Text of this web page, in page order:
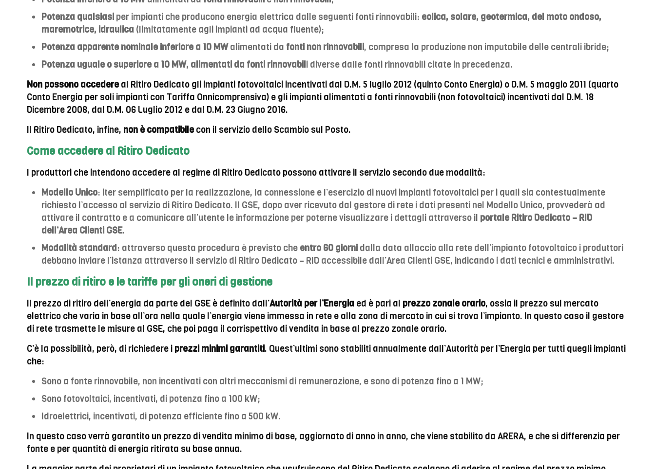
Potenza qualsiasi per impianti che producono energia elettrica dalle seguenti fonti rinnovabili: eolica, solare, geotermica, del moto ondoso,
maremotrice, idraulica (limitatamente agli impianti ad acqua fluente);
Potenza apparente nominale inferiore a 10 MWalimentati da fonti non rinnovabili, compresa la produzione non imputabile delle centrali ibride;
Potenza uguale o superiore a 10 MW, alimentati da fonti rinnovabili diverse dalle fonti rinnovabili citate in precedenza.
Non possono accedere al Ritiro Dedicato gli impianti fotovoltaici incentivati dal D.M. 5 luglio 2012 (quinto Conto Energia) o D.M. 5 maggio 2011 (quarto
Conto Energia per soli impianti con Tariffa Onnicomprensiva) e gli impianti alimentati a fonti rinnovabili (non fotovoltaici) incentivati dal D.M. 18
Dicembre 2008, dal D.M. 06 Luglio 2012 e dal D.M. 23 Giugno 2016.
Il Ritiro Dedicato, infine, non è compatibilecon il servizio dello Scambio sul Posto.
Come accedere al Ritiro Dedicato
I produttori che intendono accedere al regime di Ritiro Dedicato possono attivare il servizio secondo due modalità:
Modello Unico: iter semplificato per la realizzazione, la connessione e l’esercizio di nuovi impianti fotovoltaici per i quali sia contestualmente
richiesto l’accesso al servizio di Ritiro Dedicato. Il GSE, dopo aver ricevuto dal gestore di rete i dati presenti nel Modello Unico, provvederà ad
attivare il contratto e a comunicare all’utente le informazione per poterne visualizzare i dettagli attraverso il portale Ritiro Dedicato – RID
dell’Area Clienti GSE.
Modalità standard: attraverso questa procedura è previsto cheentro 60 giorni dalla data allaccio alla rete dell’impianto fotovoltaico i produttori
debbano inviare l’istanza attraverso il servizio di Ritiro Dedicato – RID accessibile dall’Area Clienti GSE, indicando i dati tecnici e amministrativi.
Il prezzo di ritiro e le tariffe per gli oneri di gestione
Il prezzo di ritiro dell’energia da parte del GSE è definito dall’Autorità per l’Energia ed è pari al prezzo zonale orario, ossia il prezzo sul mercato
elettrico che varia in base all’ora nella quale l’energia viene immessa in rete e alla zona di mercato in cui si trova l’impianto. In questo caso il gestore
di rete trasmette le misure al GSE, che poi paga il corrispettivo di vendita in base al prezzo zonale orario.
C’è la possibilità, però, di richiedere i prezzi minimi garantiti. Quest’ultimi sono stabiliti annualmente dall’Autorità per l’Energia per tutti quegli impianti
che:
Sono a fonte rinnovabile, non incentivati con altri meccanismi di remunerazione, e sono di potenza fino a 1 MW;
Sono fotovoltaici, incentivati, di potenza fino a 100 kW;
Idroelettrici, incentivati, di potenza efficiente fino a 500 kW.
In questo caso verrà garantito un prezzo di vendita minimo di base, aggiornato di anno in anno, che viene stabilito da ARERA, e che si differenzia per
fonte e per quantità di energia ritirata su base annua.